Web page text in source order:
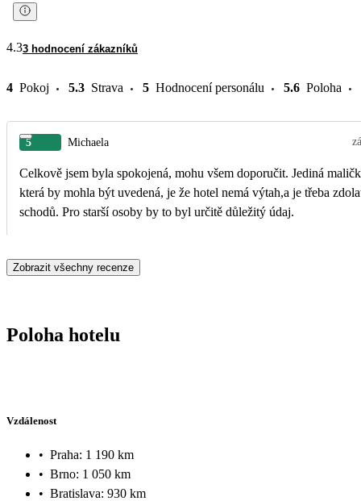
4.33 hodnocení zákazníků
4 Pokoj 5.3 Strava 5 Hodnocení personálu 5.6 Poloha
5 Michaela
Celkově jsem byla spokojená, mohu všem doporučit. Jediná
která by mohla být uvedená, je že hotel nemá výtah,a je třeba
schodů. Pro starší osoby by to byl určitě důležitý údaj.
Zobrazit všechny recenze
Poloha hotelu
Vzdálenost
• Praha: 1 190 km
• Brno: 1 050 km
• Bratislava: 930 km